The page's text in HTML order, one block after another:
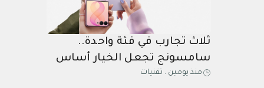
ثلاث تجارب في فئة واحدة..
سامسونج تجعل الخيار أساس
أجهزتها القابلة للطي الجديدة
منذ يومين . تقنيات